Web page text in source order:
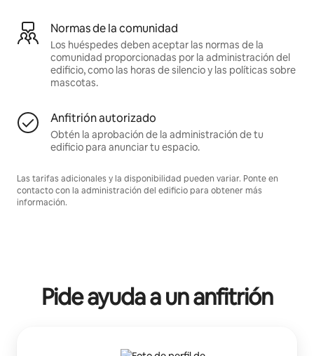
Normas de la comunidad
Los huéspedes deben aceptar las normas de la
comunidad proporcionadas por la administración del
edificio, como las horas de silencio y las políticas sobre
mascotas.
Anfitrión autorizado
Obtén la aprobación de la administración de tu
edificio para anunciar tu espacio.
Las tarifas adicionales y la disponibilidad pueden variar. Ponte en
contacto con la administración del edificio para obtener más
información.
Pide ayuda a un anfitrión